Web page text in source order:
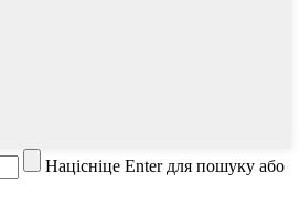
Націсніце Enter для пошуку або